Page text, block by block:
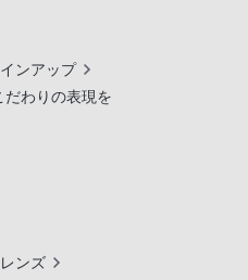
ンアップ
だわりの表現を
ンズ